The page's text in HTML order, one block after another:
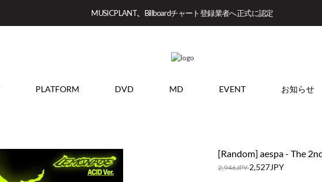
MUSICPLANT、Billboardチャート登録業者へ正式に認定
PLATFORM DVD MD EVENT お知らせ
[Random] aespa - The
2,946JPY2,527JPY